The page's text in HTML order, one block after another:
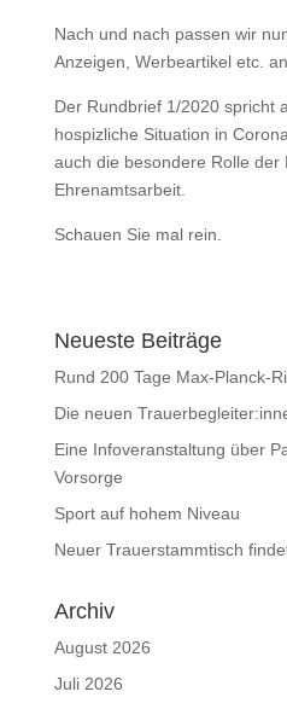
Nach und nach passen wir
Anzeigen, Werbeartikel etc. an.
Der Rundbrief 1/2020 spricht
hospizliche Situation in
auch die besondere Rolle der
Ehrenamtsarbeit.
Schauen Sie mal rein.
Neueste Beiträge
Rund 200 Tage Max-Planck-
Die neuen
Eine Infoveranstaltung über
Vorsorge
Sport auf hohem Niveau
Neuer Trauerstammtisch
Archiv
August 2026
Juli 2026